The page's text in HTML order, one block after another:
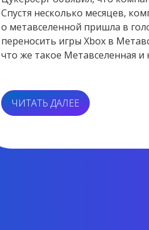
Спустя несколько месяцев,
о метавселенной пришла в
переносить игры Xbox в
что же такое Метавселенная и
ЧИТАТЬ ДАЛЕЕ